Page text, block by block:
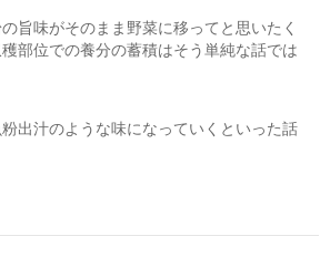
旨味がそのまま野菜に移ってと思いたく
部位での養分の蓄積はそう単純な話では
出汁のような味になっていくといった話